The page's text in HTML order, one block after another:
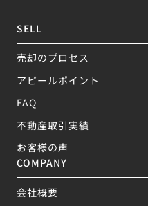
SELL
売却のプロセス
アピールポイント
FAQ
不動産取引実績
お客様の声
COMPANY
会社概要